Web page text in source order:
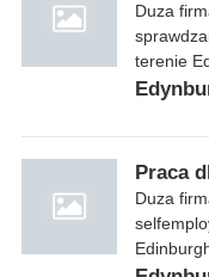
Duza
terenie
Praca
Duza